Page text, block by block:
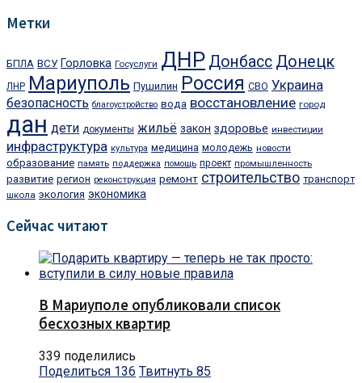
Метки
БПЛА ВСУ Горловка Госуслуги ДНР Донбасс Донецк
ЛНР Мариуполь Пушилин Россия СВО Украина
безопасность благоустройство вода восстановление город
дан дети документы жильё закон здоровье инвестиции
инфраструктура культура медицина молодежь новости
образование память поддержка помощь проект промышленность
развитие регион реконструкция ремонт строительство транспорт
школа экология экономика
Сейчас читают
В Мариуполе опубликовали список
бесхозных квартир
339 поделились
Поделиться 136 Твитнуть 85